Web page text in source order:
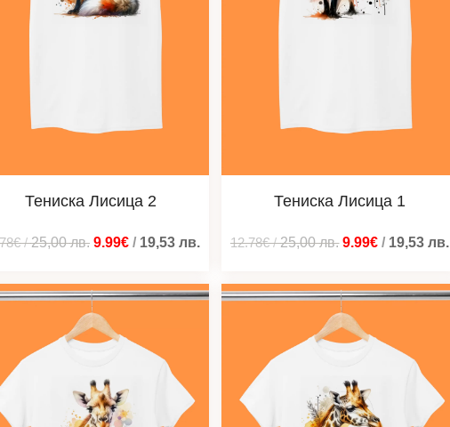
Тениска Лисица 2
/25,00лв. 9.99€/ 19,53 лв.
Тениска Лисица 1
12.78€/25,00лв. 9.99€ / 19,53лв.